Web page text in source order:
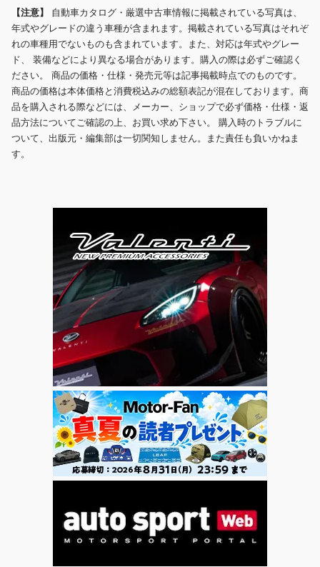
【注意】 自動車カタログ・厳選中古車情報に掲載されている写真は、
年式やグレードの違う車種が含まれます。掲載されている写真はそれぞ
れの車種用でないものも含まれています。また、対応は年式やグレー
ド、 装備などにより異なる場合があります。購入の際は必ずご確認く
ださい。 商品の価格・仕様・発売元等は記事掲載時点でのものです。
商品の価格は本体価格と消費税込みの総額表記が混在しております。商
品を購入される際などには、メーカー、ショップで必ず価格・仕様・返
品方法についてご確認の上、お買い求め下さい。 購入時のトラブルに
ついて、出版元・編集部は一切関知しません。また責任も負いかねま
す。